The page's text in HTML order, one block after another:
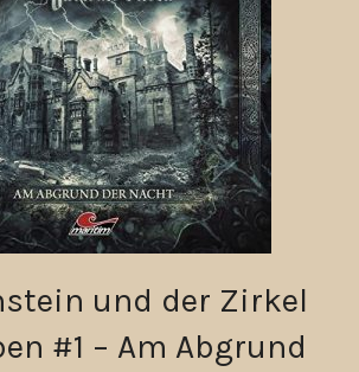
und der Zirkel
#1 – Am Abgrund